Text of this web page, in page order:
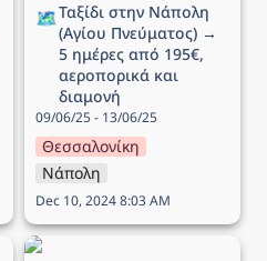
🗺️Ταξίδι στην Νάπολη
(Αγίου Πνεύματος) →
5 ημέρες από 195€,
αεροπορικά και
διαμονή
09/06/25 - 13/06/25
Θεσσαλονίκη
Νάπολη
Dec 10, 2024 8:03 AM
Ταξίδι στην Ισλανδία → 7